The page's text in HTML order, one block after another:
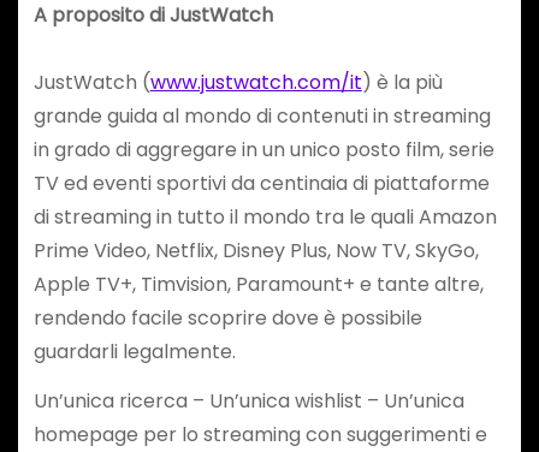
A proposito di JustWatch
JustWatch (www.justwatch.com/it) è la più
grande guida al mondo di contenuti in streaming
in grado di aggregare in un unico posto film, serie
TV ed eventi sportivi da centinaia di piattaforme
di streaming in tutto il mondo tra le quali Amazon
Prime Video, Netflix, Disney Plus, Now TV, SkyGo,
Apple TV+, Timvision, Paramount+ e tante altre,
rendendo facile scoprire dove è possibile
guardarli legalmente.
Un’unica ricerca – Un’unica wishlist – Un’unica
homepage per lo streaming con suggerimenti e